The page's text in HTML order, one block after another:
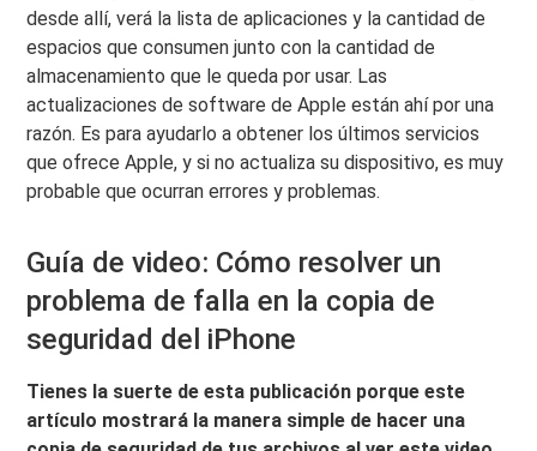
desde allí, verá la lista de aplicaciones y la cantidad de
espacios que consumen junto con la cantidad de
almacenamiento que le queda por usar. Las
actualizaciones de software de Apple están ahí por una
razón. Es para ayudarlo a obtener los últimos servicios
que ofrece Apple, y si no actualiza su dispositivo, es muy
probable que ocurran errores y problemas.
Guía de video: Cómo resolver un
problema de falla en la copia de
seguridad del iPhone
Tienes la suerte de esta publicación porque este
artículo mostrará la manera simple de hacer una